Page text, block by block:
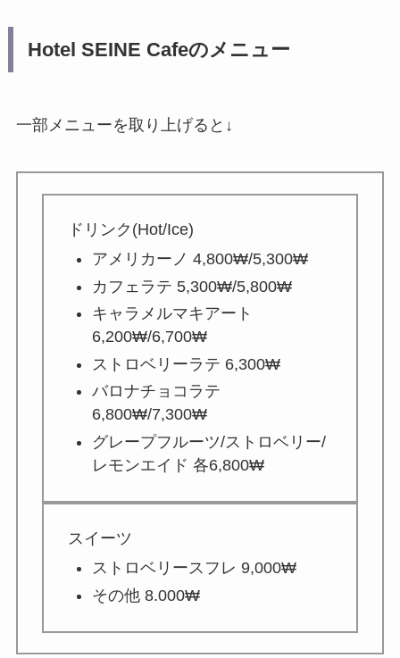
Hotel SEINE Cafeのメニュー
一部メニューを取り上げると↓
ドリンク(Hot/Ice)
アメリカーノ 4,800₩/5,300₩
カフェラテ 5,300₩/5,800₩
キャラメルマキアート
6,200₩/6,700₩
ストロベリーラテ 6,300₩
バロナチョコラテ
6,800₩/7,300₩
グレープフルーツ/ストロベリー/
レモンエイド 各6,800₩
スイーツ
ストロベリースフレ 9,000₩
その他 8.000₩